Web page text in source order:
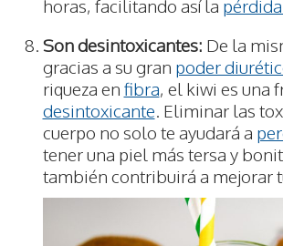
horas, facilitando así la
Son desintoxicantes: De la
gracias a su gran poder
riqueza en fibra, el kiwi es una
desintoxicante . Eliminar las
cuerpo no solo te ayudará a
tener una piel más tersa y
también contribuirá a mejorar